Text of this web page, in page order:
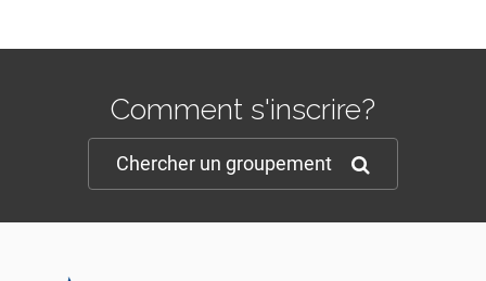
Comment s'inscrire?
Chercher un groupement